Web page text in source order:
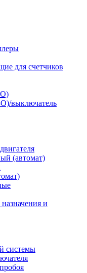
для счетчиков
выключатель
(автомат)
и
системы